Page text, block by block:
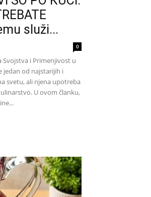
služi...
0
Svojstva i Primenjivost u
jedan od najstarijih i
svetu, ali njena upotreba
U ovom članku,